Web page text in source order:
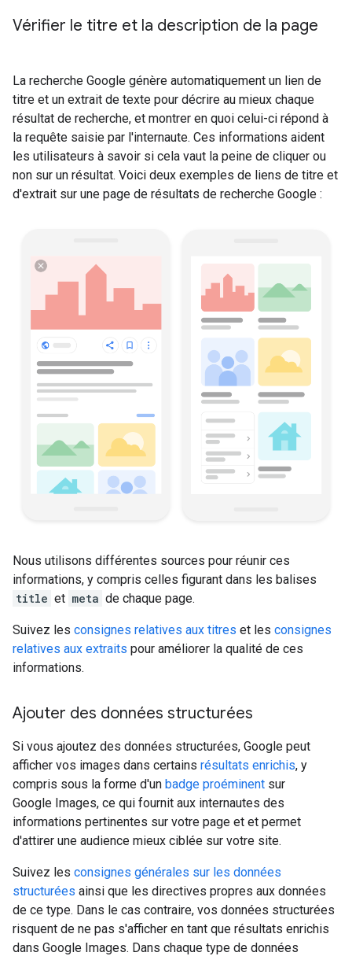
Vérifier le titre et la description de la page
La recherche Google génère automatiquement un lien de
titre et un extrait de texte pour décrire au mieux chaque
résultat de recherche, et montrer en quoi celui-ci répond à
la requête saisie par l'internaute. Ces informations aident
les utilisateurs à savoir si cela vaut la peine de cliquer ou
non sur un résultat. Voici deux exemples de liens de titre et
d'extrait sur une page de résultats de recherche Google :
Nous utilisons différentes sources pour réunir ces
informations, y compris celles figurant dans les balises
title et meta de chaque page.
Suivez les consignes relatives aux titres et les consignes
relatives aux extraits pour améliorer la qualité de ces
informations.
Ajouter des données structurées
Si vous ajoutez des données structurées, Google peut
afficher vos images dans certains résultats enrichis, y
compris sous la forme d'un badge proéminent sur
Google Images, ce qui fournit aux internautes des
informations pertinentes sur votre page et et permet
d'attirer une audience mieux ciblée sur votre site.
Suivez les consignes générales sur les données
structurées ainsi que les directives propres aux données
de ce type. Dans le cas contraire, vos données structurées
risquent de ne pas s'afficher en tant que résultats enrichis
dans Google Images. Dans chaque type de données